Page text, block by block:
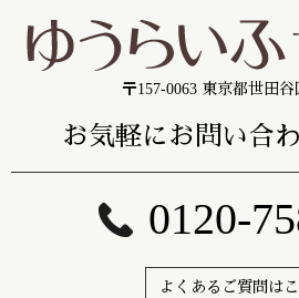
〒157-0063 東京都世田谷
お気軽にお問い合
0120-
よくあるご質問は